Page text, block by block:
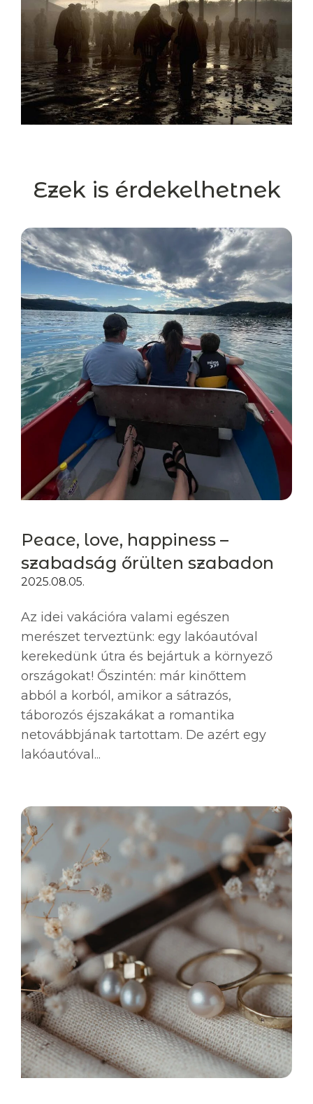
Ezek is érdekelhetnek
Peace, love, happiness –
szabadság őrülten szabadon
2025.08.05.
Az idei vakációra valami egészen
merészet terveztünk: egy lakóautóval
kerekedünk útra és bejártuk a környező
országokat! Őszintén: már kinőttem
abból a korból, amikor a sátrazós,
táborozós éjszakákat a romantika
netovábbjának tartottam. De azért egy
lakóautóval...